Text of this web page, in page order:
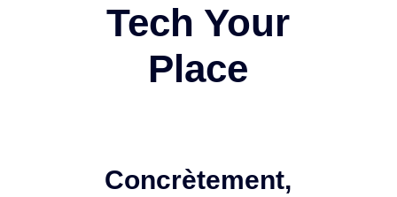
Tech Your
Place
Concrètement,